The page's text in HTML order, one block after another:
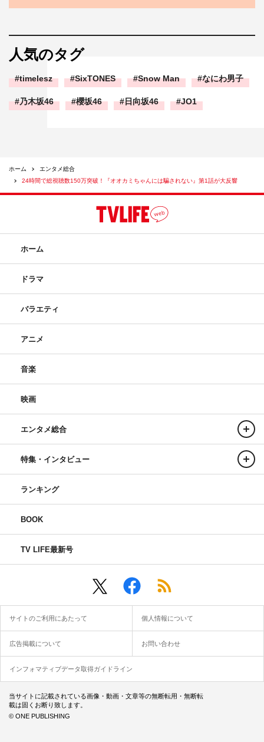
人気のタグ
timelesz SixTONES Snow Man なにわ男子
乃木坂46 櫻坂46 日向坂46 JO1
ホーム
エンタメ総合
24時間で総視聴数150万突破！『オオカミちゃんには騙されない』第1話が大反響
ホーム
ドラマ
バラエティ
アニメ
音楽
映画
エンタメ総合
特集・インタビュー
ランキング
BOOK
TV LIFE最新号
サイトのご利用にあたって 個人情報について
広告掲載について お問い合わせ
インフォマティブデータ取得ガイドライン
当サイトに記載されている画像・動画・文章等の無断転用・無断転
載は固くお断り致します。
© ONE PUBLISHING